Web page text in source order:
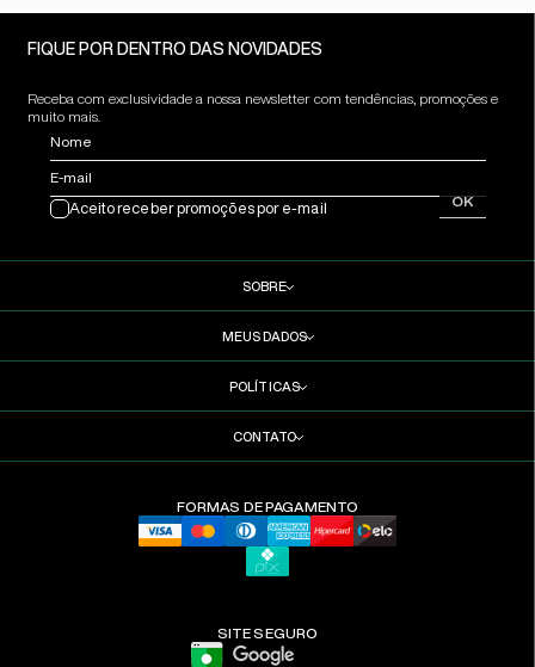
FIQUE POR DENTRO DAS NOVIDADES
Receba com exclusividade a nossa newsletter com tendências, promoções e
muito mais.
Nome
E-mail
OK
Aceito receber promoções por e-mail
SOBRE
MEUS DADOS
POLÍTICAS
CONTATO
FORMAS DE PAGAMENTO
SITE SEGURO